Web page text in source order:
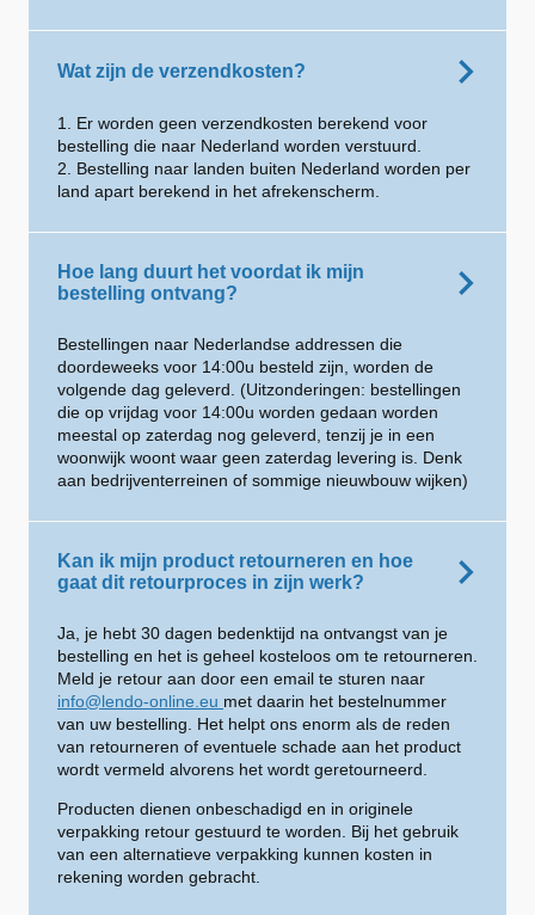
Wat zijn de verzendkosten?
1. Er worden geen verzendkosten berekend voor
bestelling die naar Nederland worden verstuurd.
2. Bestelling naar landen buiten Nederland worden per
land apart berekend in het afrekenscherm.
Hoe lang duurt het voordat ik mijn
bestelling ontvang?
Bestellingen naar Nederlandse addressen die
doordeweeks voor 14:00u besteld zijn, worden de
volgende dag geleverd. (Uitzonderingen: bestellingen
die op vrijdag voor 14:00u worden gedaan worden
meestal op zaterdag nog geleverd, tenzij je in een
woonwijk woont waar geen zaterdag levering is. Denk
aan bedrijventerreinen of sommige nieuwbouw wijken)
Kan ik mijn product retourneren en hoe
gaat dit retourproces in zijn werk?
Ja, je hebt 30 dagen bedenktijd na ontvangst van je
bestelling en het is geheel kosteloos om te retourneren.
Meld je retour aan door een email te sturen naar
info@lendo-online.eu met daarin het bestelnummer
van uw bestelling. Het helpt ons enorm als de reden
van retourneren of eventuele schade aan het product
wordt vermeld alvorens het wordt geretourneerd.
Producten dienen onbeschadigd en in originele
verpakking retour gestuurd te worden. Bij het gebruik
van een alternatieve verpakking kunnen kosten in
rekening worden gebracht.